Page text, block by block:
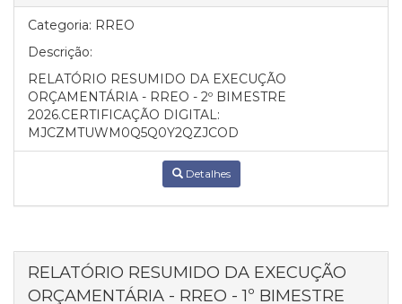
Categoria: RREO
Descrição:
RELATÓRIO RESUMIDO DA EXECUÇÃO
ORÇAMENTÁRIA - RREO - 2º BIMESTRE
2026.CERTIFICAÇÃO DIGITAL:
MJCZMTUWM0Q5Q0Y2QZJCOD
Detalhes
RELATÓRIO RESUMIDO DA EXECUÇÃO
ORÇAMENTÁRIA - RREO - 1º BIMESTRE